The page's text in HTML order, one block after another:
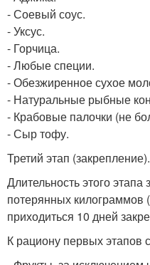
- Соевый соус.
- Уксус.
- Горчица.
- Любые специи.
- Обезжиренное сухое
- Натуральные рыбные
- Крабовые палочки (не
- Сыр тофу.
Третий этап (закрепление).
Длительность этого этапа
потерянных
приходиться 10 дней
К рациону первых этапов